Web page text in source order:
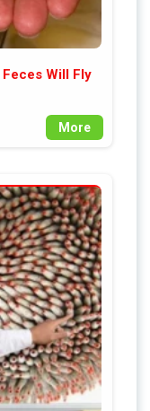
Will Fly
More